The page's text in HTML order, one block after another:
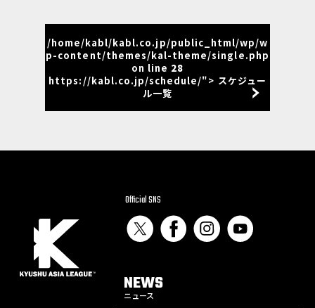
/home/kabl/kabl.co.jp/public_html/wp/w
p-content/themes/kal-theme/single.php
on line 28
https://kabl.co.jp/schedule/"> スケジュー
ル一覧
Official SNS
NEWS
ニュース